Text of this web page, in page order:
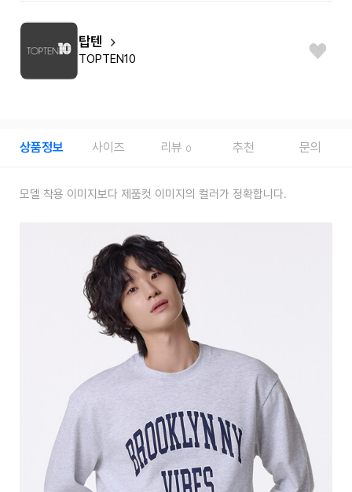
탑텐
TOPTEN10
상품정보 사이즈 리뷰 0 추천 문의
모델 착용 이미지보다 제품컷 이미지의 컬러가 정확합니다.